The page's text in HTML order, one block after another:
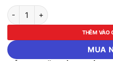
Súng phun nước ASAKI AK-
THÊM VÀO
MUA